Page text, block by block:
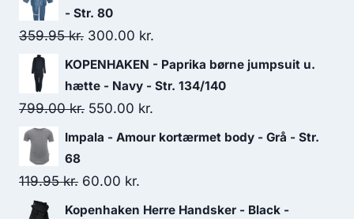
- Str. 80
359.95kr. Original
price
was:
359.95 kr..
300.00 kr.
price
is:
KOPENHAKEN - Paprika børne jumpsuit u.
hætte - Navy - Str. 134/140
799.00kr. Original
price
799.00 kr..
550.00 kr.
price
Impala - Amour kortærmet body - Grå - Str.
68
119.95kr. Original
price
60.00 kr.
price
Kopenhaken Herre Handsker - Black -